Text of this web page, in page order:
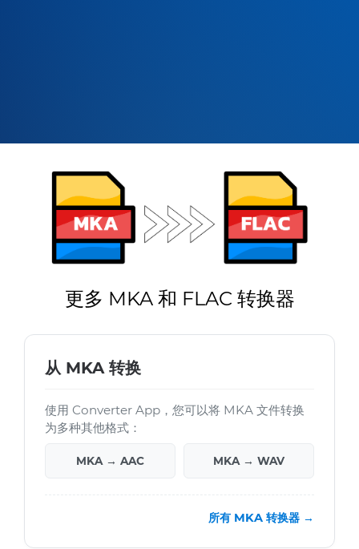
更多 MKA 和 FLAC 转换器
从 MKA 转换
使用 Converter App，您可以将 MKA 文件转换
为多种其他格式：
MKA → AAC MKA → WAV
所有 MKA 转换器 →